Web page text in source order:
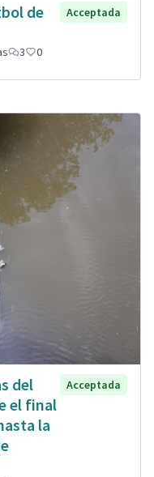
de
Acceptada
3 0
del
el final
la
Acceptada